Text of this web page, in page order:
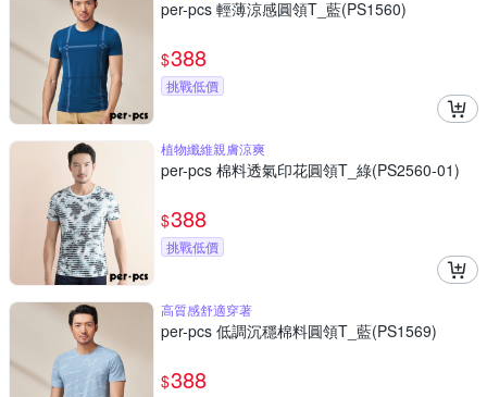
per-pcs 輕薄涼感圓領T_藍(PS1560)
$388
挑戰低價
植物纖維親膚涼爽
per-pcs 棉料透氣印花圓領T_綠(PS2560-01)
$388
挑戰低價
高質感舒適穿著
per-pcs 低調沉穩棉料圓領T_藍(PS1569)
$388